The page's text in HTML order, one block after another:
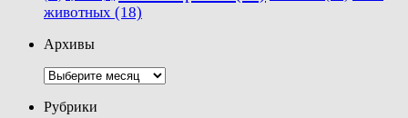
животных (18)
Архивы
Архивы
Рубрики